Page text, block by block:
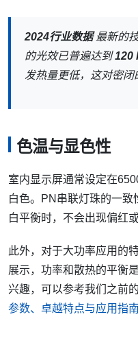
2024行业数据最新的
的光效已普遍达到120
发热量更低，这对密闭
色温与显色性
室内显示屏通常设定在
白色。PN串联灯珠的一
白平衡时，不会出现偏红
此外，对于大功率应用的
展示，功率和散热的平衡
兴趣，可以参考我们之前
参数、卓越特点与应用指南